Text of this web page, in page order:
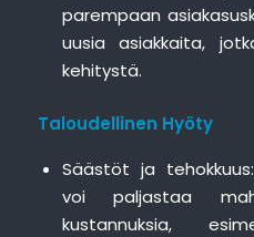
parempaan
uusia asiakkaita,
kehitystä.
Taloudellinen Hyöty
Säästöt ja
voi paljastaa
kustannuksia,